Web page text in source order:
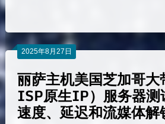
2025年8月27日
丽萨主机美国芝加哥
ISP原生IP）服务器测
速度、延迟和流媒体解